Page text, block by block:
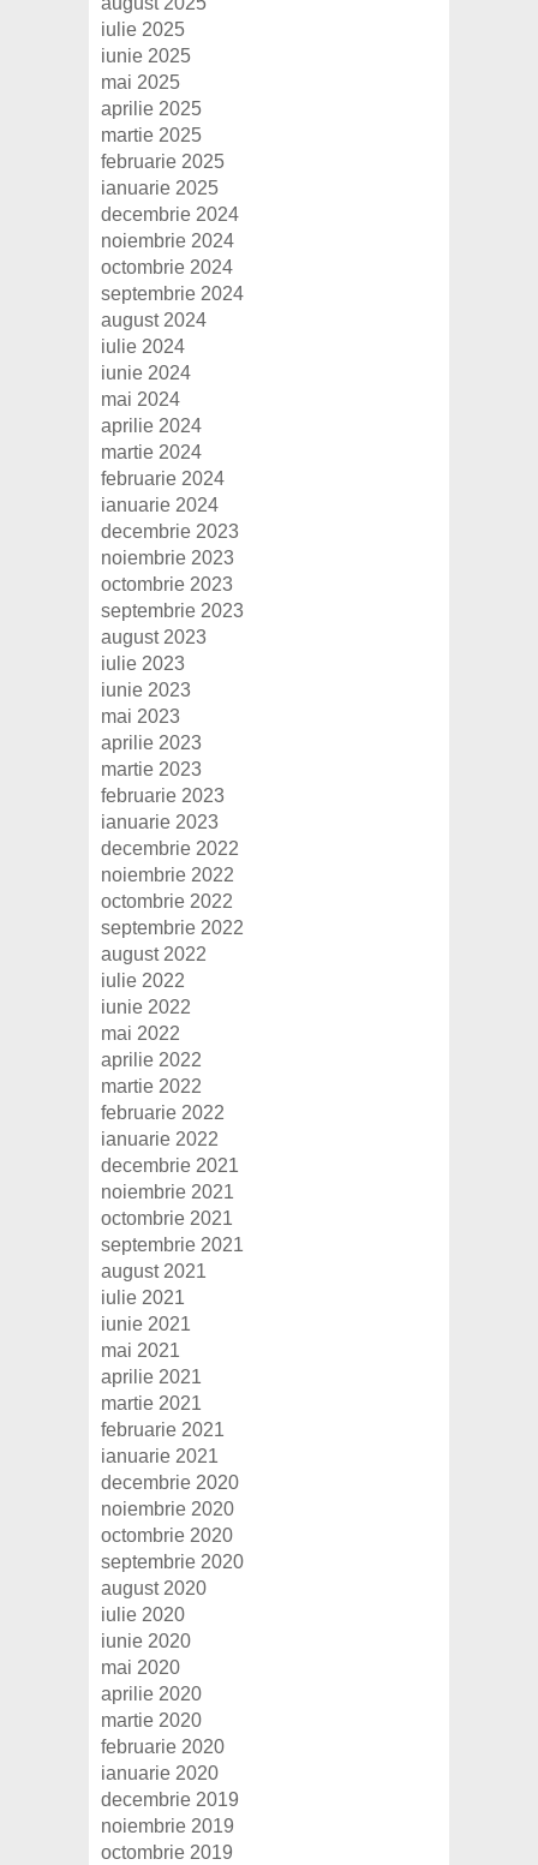
iulie 2025
iunie 2025
mai 2025
aprilie 2025
martie 2025
februarie 2025
ianuarie 2025
decembrie 2024
noiembrie 2024
octombrie 2024
septembrie 2024
august 2024
iulie 2024
iunie 2024
mai 2024
aprilie 2024
martie 2024
februarie 2024
ianuarie 2024
decembrie 2023
noiembrie 2023
octombrie 2023
septembrie 2023
august 2023
iulie 2023
iunie 2023
mai 2023
aprilie 2023
martie 2023
februarie 2023
ianuarie 2023
decembrie 2022
noiembrie 2022
octombrie 2022
septembrie 2022
august 2022
iulie 2022
iunie 2022
mai 2022
aprilie 2022
martie 2022
februarie 2022
ianuarie 2022
decembrie 2021
noiembrie 2021
octombrie 2021
septembrie 2021
august 2021
iulie 2021
iunie 2021
mai 2021
aprilie 2021
martie 2021
februarie 2021
ianuarie 2021
decembrie 2020
noiembrie 2020
octombrie 2020
septembrie 2020
august 2020
iulie 2020
iunie 2020
mai 2020
aprilie 2020
martie 2020
februarie 2020
ianuarie 2020
decembrie 2019
noiembrie 2019
octombrie 2019